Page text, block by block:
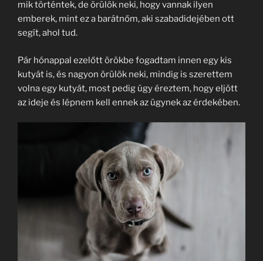
mik történtek, de örülök neki, hogy vannak ilyen
emberek, mint ez a barátnőm, aki szabadidejében ott
segít, ahol tud.
Pár hónappal ezelőtt örökbe fogadtam innen egy kis
kutyát is, és nagyon örülök neki, mindig is szerettem
volna egy kutyát, most pedig úgy éreztem, hogy eljött
az ideje és lépnem kell ennek az ügynek az érdekében.